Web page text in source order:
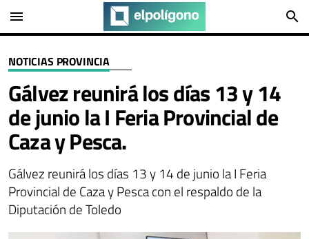
menu search
NOTICIAS PROVINCIA
Gálvez reunirá los días 13 y 14
de junio la I Feria Provincial de
Caza y Pesca.
Gálvez reunirá los días 13 y 14 de junio la I Feria
Provincial de Caza y Pesca con el respaldo de la
Diputación de Toledo